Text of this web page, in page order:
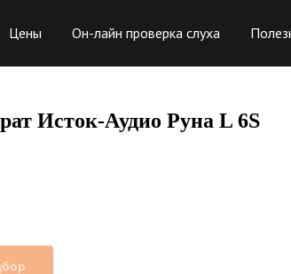
Цены Он-лайн проверка слуха
Исток-Аудио Руна L 6S